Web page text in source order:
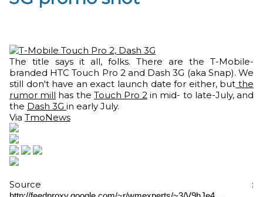
The title says it all, folks. There are the T-Mobile-
branded HTC Touch Pro 2 and Dash 3G (aka Snap). We
still don't have an exact launch date for either, but the
rumor mill has the Touch Pro 2 in mid- to late-July, and
the Dash 3G in early July.
Via TmoNews
Source :